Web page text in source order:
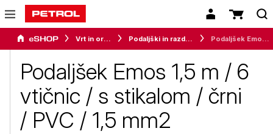
Vrt in orodje Podaljški in razdelilci
Podaljšek Emos 1,5 m / 6
vtičnic / s stikalom / črni
/ PVC / 1,5 mm2